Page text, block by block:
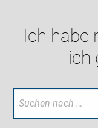
Ich habe
ich